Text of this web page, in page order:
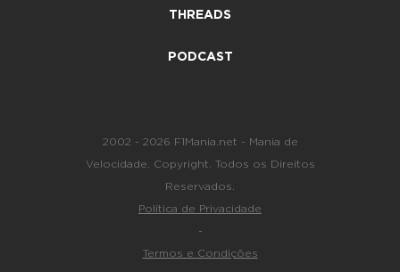
THREADS
PODCAST
2002 - 2026 F1Mania.net - Mania de
Velocidade. Copyright. Todos os Direitos
Reservados.
Política de Privacidade
-
Termos e Condições